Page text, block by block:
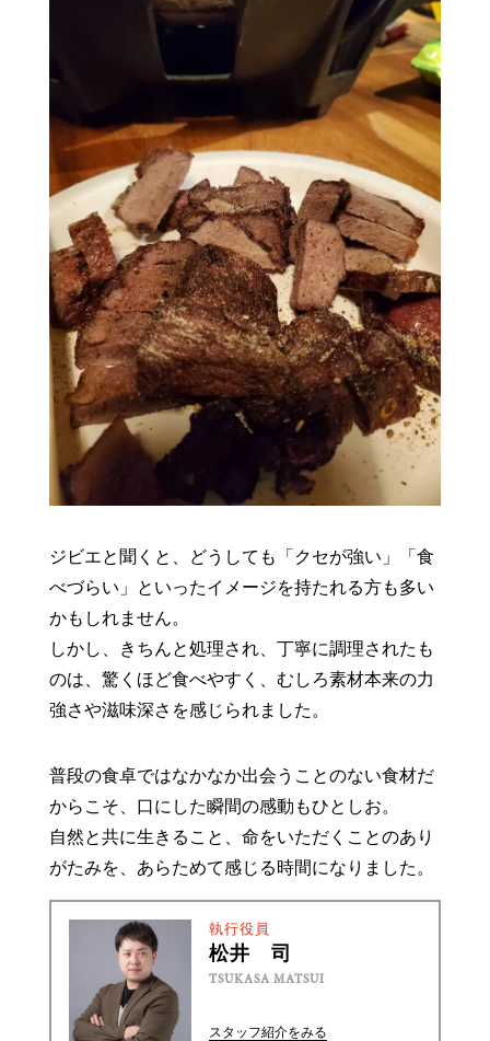
ジビエと聞くと、どうしても「クセが強い」「食
べづらい」といったイメージを持たれる方も多い
かもしれません。
しかし、きちんと処理され、丁寧に調理されたも
のは、驚くほど食べやすく、むしろ素材本来の力
強さや滋味深さを感じられました。
普段の食卓ではなかなか出会うことのない食材だ
からこそ、口にした瞬間の感動もひとしお。
自然と共に生きること、命をいただくことのあり
がたみを、あらためて感じる時間になりました。
執行役員
松井 司
TSUKASA MATSUI
スタッフ紹介をみる